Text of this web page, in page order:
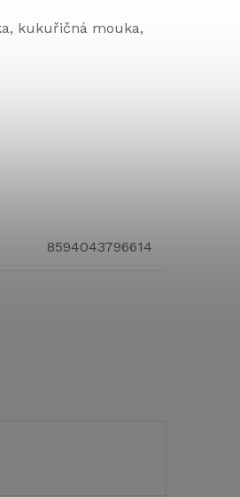
kukuřičná mouka,
8594043796614